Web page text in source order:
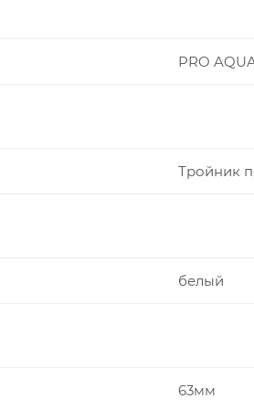
PRO
Тройник
белый
63мм